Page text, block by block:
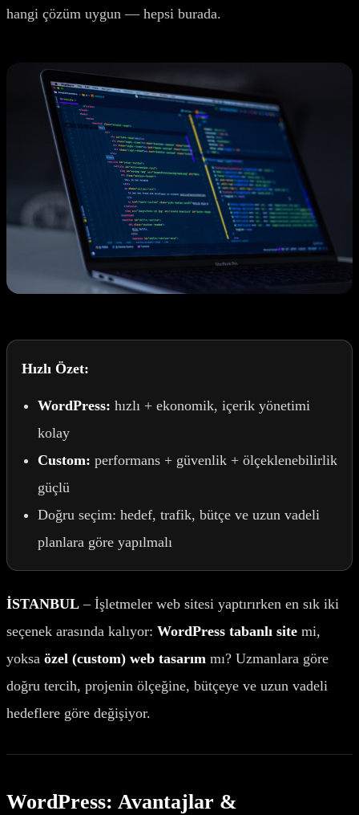
hangi çözüm uygun — hepsi burada.
Hızlı Özet:
WordPress: hızlı + ekonomik, içerik yönetimi
kolay
Custom: performans + güvenlik + ölçeklenebilirlik
güçlü
Doğru seçim: hedef, trafik, bütçe ve uzun vadeli
planlara göre yapılmalı
İSTANBUL – İşletmeler web sitesi yaptırırken en sık iki
seçenek arasında kalıyor: WordPress tabanlı site mi,
yoksa özel (custom) web tasarım mı? Uzmanlara göre
doğru tercih, projenin ölçeğine, bütçeye ve uzun vadeli
hedeflere göre değişiyor.
WordPress: Avantajlar &